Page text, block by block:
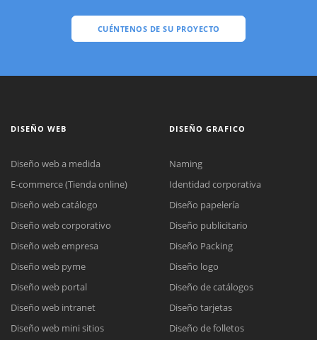
CUÉNTENOS DE SU PROYECTO
DISEÑO WEB
Diseño web a medida
E-commerce (Tienda online)
Diseño web catálogo
Diseño web corporativo
Diseño web empresa
Diseño web pyme
Diseño web portal
Diseño web intranet
Diseño web mini sitios
DISEÑO GRAFICO
Naming
Identidad corporativa
Diseño papelería
Diseño publicitario
Diseño Packing
Diseño logo
Diseño de catálogos
Diseño tarjetas
Diseño de folletos